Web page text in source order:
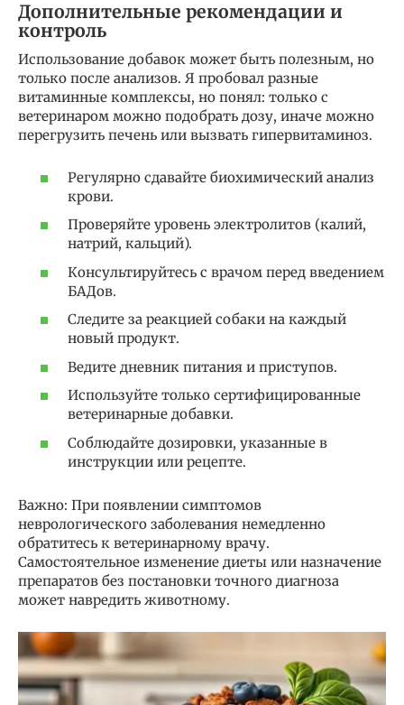
Дополнительные рекомендации и
контроль
Использование добавок может быть полезным, но
только после анализов. Я пробовал разные
витаминные комплексы, но понял: только с
ветеринаром можно подобрать дозу, иначе можно
перегрузить печень или вызвать гипервитаминоз.
Регулярно сдавайте биохимический анализ
крови.
Проверяйте уровень электролитов (калий,
натрий, кальций).
Консультируйтесь с врачом перед введением
БАДов.
Следите за реакцией собаки на каждый
новый продукт.
Ведите дневник питания и приступов.
Используйте только сертифицированные
ветеринарные добавки.
Соблюдайте дозировки, указанные в
инструкции или рецепте.
Важно: При появлении симптомов
неврологического заболевания немедленно
обратитесь к ветеринарному врачу.
Самостоятельное изменение диеты или назначение
препаратов без постановки точного диагноза
может навредить животному.